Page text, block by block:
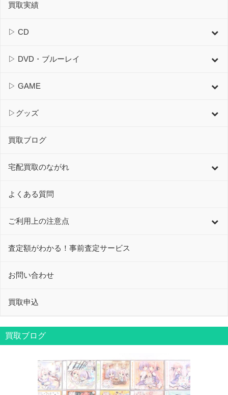
買取実績
▷ CD
▷ DVD・ブルーレイ
▷ GAME
▷グッズ
買取ブログ
宅配買取のながれ
よくある質問
ご利用上の注意点
査定額がわかる！事前査定サービス
お問い合わせ
買取申込
買取ブログ